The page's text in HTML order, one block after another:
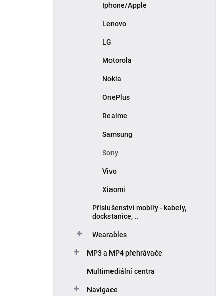
Iphone/Apple
Lenovo
LG
Motorola
Nokia
OnePlus
Realme
Samsung
Sony
Vivo
Xiaomi
Příslušenství mobily - kabely,
dockstanice, ..
Wearables
MP3 a MP4 přehrávače
Multimediální centra
Navigace